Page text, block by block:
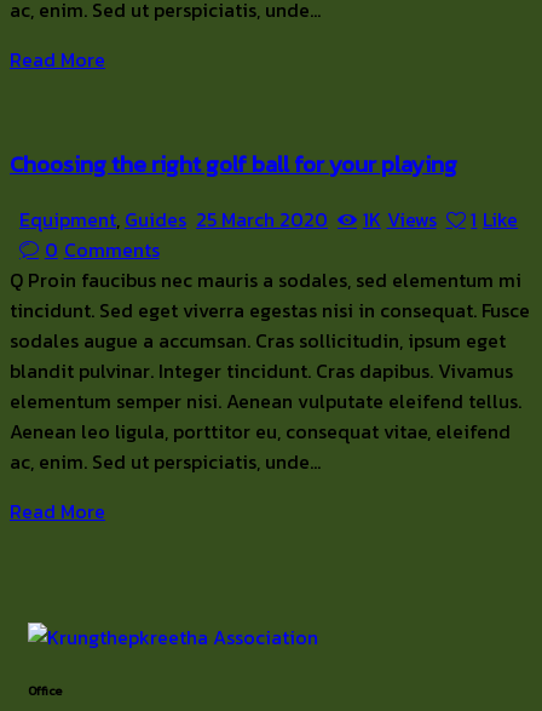
ac, enim. Sed ut perspiciatis, unde…
Read More
Choosing the right golf ball for your playing
Equipment, Guides 25 March 2020 1K Views 1 Like
0 Comments
Q Proin faucibus nec mauris a sodales, sed elementum mi
tincidunt. Sed eget viverra egestas nisi in consequat. Fusce
sodales augue a accumsan. Cras sollicitudin, ipsum eget
blandit pulvinar. Integer tincidunt. Cras dapibus. Vivamus
elementum semper nisi. Aenean vulputate eleifend tellus.
Aenean leo ligula, porttitor eu, consequat vitae, eleifend
ac, enim. Sed ut perspiciatis, unde…
Read More
Office